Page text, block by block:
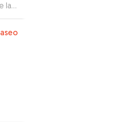
la